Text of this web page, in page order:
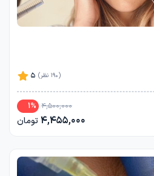
5
(190 نظر)
4,500,000
1%
4,455,000تومان